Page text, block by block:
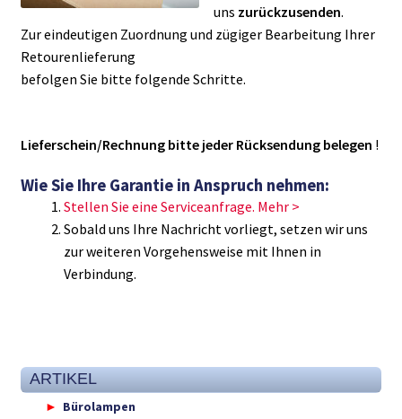
uns zurückzusenden.
Zur eindeutigen Zuordnung und zügiger Bearbeitung Ihrer
Retourenlieferung
befolgen Sie bitte folgende Schritte.
Lieferschein/Rechnung bitte jeder Rücksendung belegen !
Wie Sie Ihre Garantie in Anspruch nehmen:
Stellen Sie eine Serviceanfrage. Mehr >
Sobald uns Ihre Nachricht vorliegt, setzen wir uns
zur weiteren Vorgehensweise mit Ihnen in
Verbindung.
ARTIKEL
Bürolampen